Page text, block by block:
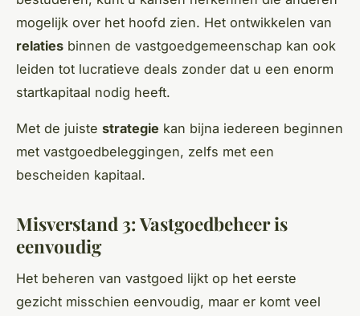
mogelijk over het hoofd zien. Het ontwikkelen van
relaties binnen de vastgoedgemeenschap kan ook
leiden tot lucratieve deals zonder dat u een enorm
startkapitaal nodig heeft.
Met de juiste strategie kan bijna iedereen beginnen
met vastgoedbeleggingen, zelfs met een
bescheiden kapitaal.
Misverstand 3: Vastgoedbeheer is
eenvoudig
Het beheren van vastgoed lijkt op het eerste
gezicht misschien eenvoudig, maar er komt veel